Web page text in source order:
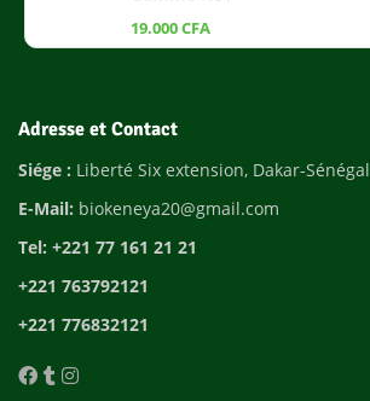
19.000CFA
Adresse et Contact
Siége : Liberté Six extension, Dakar-Sénégal
E-Mail: biokeneya20@gmail.com
Tel: +221 77 161 21 21
+221 763792121
+221 776832121